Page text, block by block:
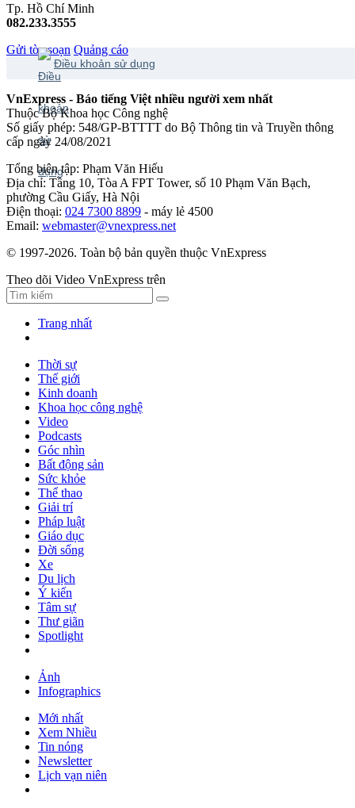
Tp. Hồ Chí Minh
082.233.3555
Gửi tòa soạn Quảng cáo
Điều khoản sử dụng
VnExpress - Báo tiếng Việt nhiều người xem nhất
Thuộc Bộ Khoa học Công nghệ
Số giấy phép: 548/GP-BTTTT do Bộ Thông tin và Truyền thông
cấp ngày 24/08/2021
Tổng biên tập: Phạm Văn Hiếu
Địa chỉ: Tầng 10, Tòa A FPT Tower, số 10 Phạm Văn Bạch,
phường Cầu Giấy, Hà Nội
Điện thoại: 024 7300 8899 - máy lẻ 4500
Email: webmaster@vnexpress.net
© 1997-2026. Toàn bộ bản quyền thuộc VnExpress
Theo dõi Video VnExpress trên
Trang nhất
Thời sự
Thế giới
Kinh doanh
Khoa học công nghệ
Video
Podcasts
Góc nhìn
Bất động sản
Sức khỏe
Thể thao
Giải trí
Pháp luật
Giáo dục
Đời sống
Xe
Du lịch
Ý kiến
Tâm sự
Thư giãn
Spotlight
Ảnh
Infographics
Mới nhất
Xem Nhiều
Tin nóng
Newsletter
Lịch vạn niên